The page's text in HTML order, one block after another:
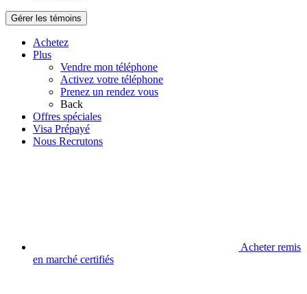
Gérer les témoins
Achetez
Plus
Vendre mon téléphone
Activez votre téléphone
Prenez un rendez vous
Back
Offres spéciales
Visa Prépayé
Nous Recrutons
Acheter remis
en marché certifiés